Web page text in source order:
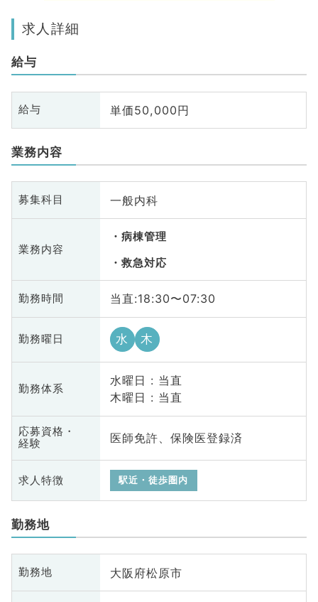
求人詳細
給与
給与 単価50,000円
業務内容
募集科目 一般内科
業務内容
病棟管理
救急対応
勤務時間 当直:18:30〜07:30
勤務曜日 水 木
勤務体系
水曜日 : 当直
木曜日 : 当直
応募資格・
経験
医師免許、保険医登録済
求人特徴 駅近・徒歩圏内
勤務地
勤務地 大阪府松原市